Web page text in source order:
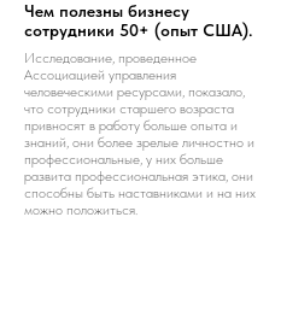
Чем полезны бизнесу
сотрудники 50+ (опыт США).
Исследование, проведенное
Ассоциацией управления
человеческими ресурсами, показало,
что сотрудники старшего возраста
привносят в работу больше опыта и
знаний, они более зрелые личностно и
профессиональные, у них больше
развита профессиональная этика, они
способны быть наставниками и на них
можно положиться.